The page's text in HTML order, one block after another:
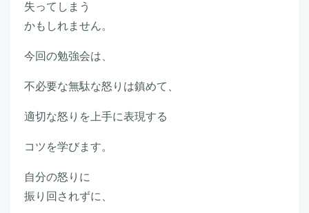
失ってしまう
かもしれません。
今回の勉強会は、
不必要な無駄な怒りは鎮めて、
適切な怒りを上手に表現する
コツを学びます。
自分の怒りに
振り回されずに、